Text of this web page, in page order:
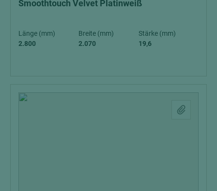
Smoothtouch Velvet Platinweiß
Länge (mm)
2.800
Breite (mm)
2.070
Stärke (mm)
19,6